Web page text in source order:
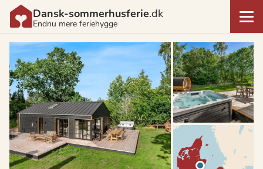
Dansk-sommerhusferie.dk
Endnu mere feriehygge